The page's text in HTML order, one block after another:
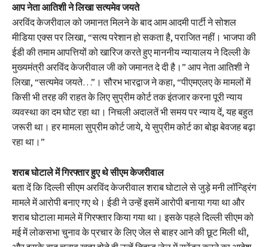
आप नेता आतिशी ने लिखा सत्यमेव जयते
अरविंद केजरीवाल को जमानत मिलने के बाद आम आदमी पार्टी ने सोशल
मीडिया एक्स पर लिखा, “सत्य परेशान हो सकता है, पराजित नहीं। भाजपा की
ईडी की तमाम आपत्तियों को खारिज करते हुए माननीय न्यायालय ने दिल्ली के
मुख्यमंत्री अरविंद केजरीवाल जी को जमानत दे दी है।” आप नेता आतिशी ने
लिखा, “सत्यमेव जयते…”। सौरभ भारद्वाज ने कहा, “पीएमएलए के मामलों में
किसी भी तरह की राहत के लिए सुप्रीम कोर्ट तक इंतजार करना पूरी न्याय
व्यवस्था का दम घोट रहा था। निचली अदालतें भी समय पर न्याय दें, यह बहुत
जरूरी था। हर मामला सुप्रीम कोर्ट जाये, ये सुप्रीम कोर्ट का बोझ बेवजह बढ़ा
रहा था।”
शराब घोटाले में गिरफ्तार हुए थे सीएम केजरीवाल
बता दें कि दिल्ली सीएम अरविंद केजरीवाल शराब घोटाले से जुड़े मनी लॉन्ड्रिंग
मामले में आरोपी बनाए गए थे। ईडी ने उन्हें इसमें आरोपी बनाया गया था और
शराब घोटाला मामले में गिरफ्तार किया गया था। इसके पहले दिल्ली सीएम को
मई में लोकसभा चुनाव के प्रचार के लिए जेल से बाहर आने की छूट मिली थी,